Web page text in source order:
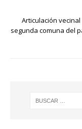
Articulación
segunda comuna del